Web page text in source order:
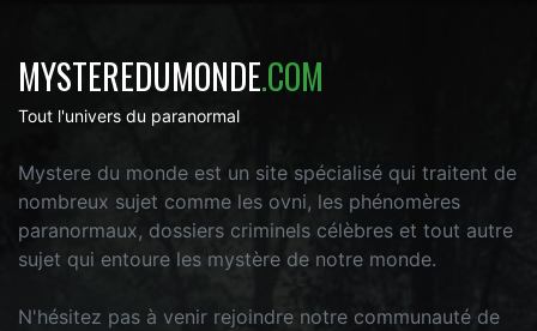
MYSTEREDUMONDE.COM
Tout l'univers du paranormal
Mystere du monde est un site spécialisé qui traitent de
nombreux sujet comme les ovni, les phénomères
paranormaux, dossiers criminels célèbres et tout autre
sujet qui entoure les mystère de notre monde.
N'hésitez pas à venir rejoindre notre communauté de